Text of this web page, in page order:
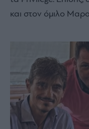
και στον όμιλο